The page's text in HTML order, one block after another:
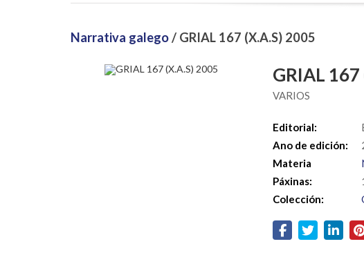
Narrativa galego/ GRIAL 167 (X.A.S) 2005
GRIAL
VARIOS
Editorial:
Ano de edición:
Materia
Páxinas:
Colección: